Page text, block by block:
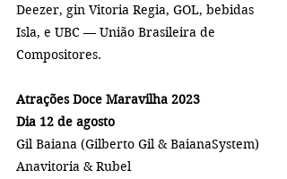
Deezer, gin Vitoria Regia, GOL, bebidas
Isla, e UBC — União Brasileira de
Compositores.
Atrações Doce Maravilha 2023
Dia 12 de agosto
Gil Baiana (Gilberto Gil & BaianaSystem)
Anavitoria & Rubel